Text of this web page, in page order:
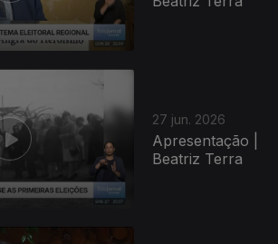
27 jun. 2026
Apresentação |
Beatriz Terra